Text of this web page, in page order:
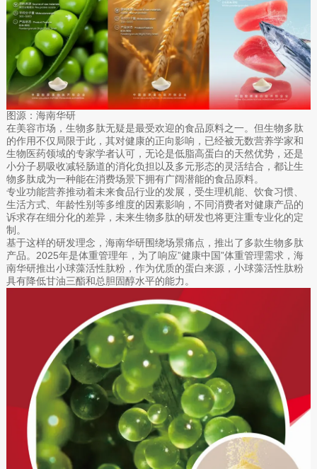
图源：海南华研
在美容市场，生物多肽无疑是最受欢迎的食品原料之一。但生物多肽
的作用不仅局限于此，其对健康的正向影响，已经被无数营养学家和
生物医药领域的专家学者认可，无论是低脂高蛋白的天然优势，还是
小分子易吸收减轻肠道的消化负担以及多元形态的灵活结合，都让生
物多肽成为一种能在消费场景下拥有广阔潜能的食品原料。
专业功能营养推动着未来食品行业的发展，受生理机能、饮食习惯、
生活方式、年龄性别等多维度的因素影响，不同消费者对健康产品的
诉求存在细分化的差异，未来生物多肽的研发也将更注重专业化的定
制。
基于这样的研发理念，海南华研围绕场景痛点，推出了多款生物多肽
产品。2025年是体重管理年，为了响应”健康中国”体重管理需求，海
南华研推出小球藻活性肽粉，作为优质的蛋白来源，小球藻活性肽粉
具有降低甘油三酯和总胆固醇水平的能力。